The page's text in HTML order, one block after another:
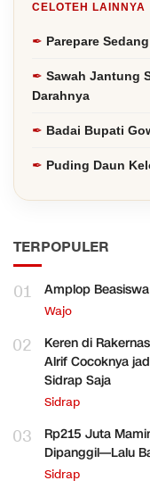
CELOTEH LAINNYA
Parepare
Sawah Jantung
Darahnya
Badai Bupati
Puding Daun
TERPOPULER
01 Amplop
Wajo
02
Keren di
Alrif Cocoknya
Sidrap Saja
Sidrap
03
Rp215 Juta
Dipanggil—Lalu
Sidrap